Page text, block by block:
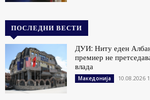
ПОСЛЕДНИ ВЕСТИ
ДУИ: Ниту еден
премиер не
влада
Македонија 10.08.2026